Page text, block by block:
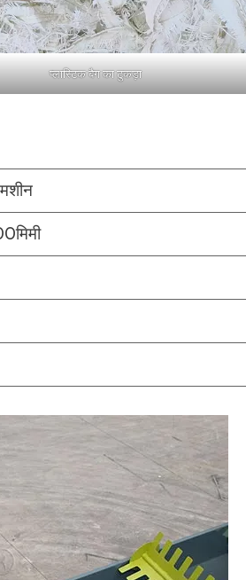
प्लास्टिक बैग का टुकड़ा